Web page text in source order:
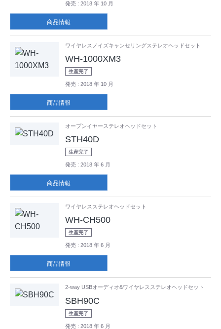
発売 : 2018 年 10 月
商品情報
ワイヤレスノイズキャンセリングステレオヘッドセット
WH-1000XM3
生産完了
発売 : 2018 年 10 月
商品情報
オープンイヤーステレオヘッドセット
STH40D
生産完了
発売 : 2018 年 6 月
商品情報
ワイヤレスステレオヘッドセット
WH-CH500
生産完了
発売 : 2018 年 6 月
商品情報
2-way USBオーディオ&ワイヤレスステレオヘッドセット
SBH90C
生産完了
発売 : 2018 年 6 月